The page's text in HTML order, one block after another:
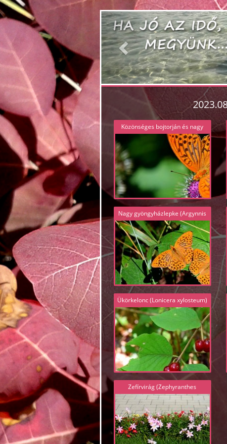
Previous
Közönséges bojtorján és nagy
gyöngyházlepke (Arctium lappa
és Argynnis paphia) 5928.JPG
Nagy gyöngyházlepke (Argynnis
paphia) 5955.JPG
Ükörkelonc (Lonicera xylosteum)
5967.JPG
Zefírvirág (Zephyranthes
carinata) 9977.JPG